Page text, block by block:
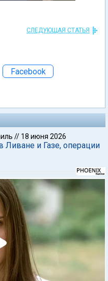
СЛЕДУЮЩАЯ СТАТЬЯ
Facebook
// 18 июня 2026
Ливане и Газе, операции